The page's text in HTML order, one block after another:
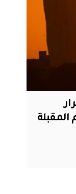
المقبلة